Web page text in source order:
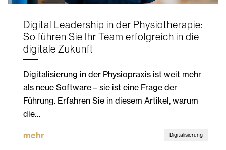
Digital Leadership in der Physiotherapie:
So führen Sie Ihr Team erfolgreich in die
digitale Zukunft
Digitalisierung in der Physiopraxis ist weit mehr
als neue Software – sie ist eine Frage der
Führung. Erfahren Sie in diesem Artikel, warum
die…
mehr Digitalisierung